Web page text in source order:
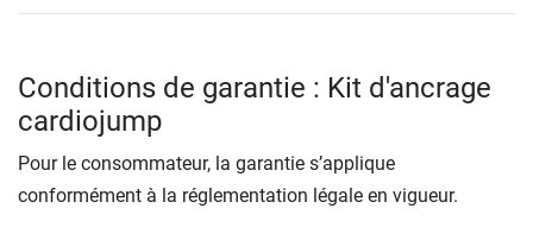
Conditions de garantie : Kit d'ancrage
cardiojump
Pour le consommateur, la garantie s’applique
conformément à la réglementation légale en vigueur.